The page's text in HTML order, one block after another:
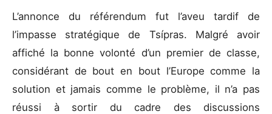
L’annonce du référendum fut l’aveu tardif de
l’impasse stratégique de Tsípras. Malgré avoir
affiché la bonne volonté d’un premier de classe,
considérant de bout en bout l’Europe comme la
solution et jamais comme le problème, il n’a pas
réussi à sortir du cadre des discussions